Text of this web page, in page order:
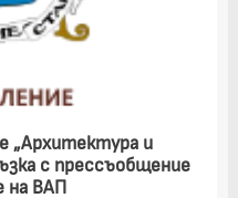
„Архитектура и
с прессъобщение
на ВАП